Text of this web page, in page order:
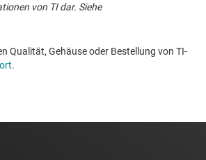
von TI dar. Siehe
Qualität, Gehäuse oder Bestellung von TI-
. ​​​​​​​​​​​​​​